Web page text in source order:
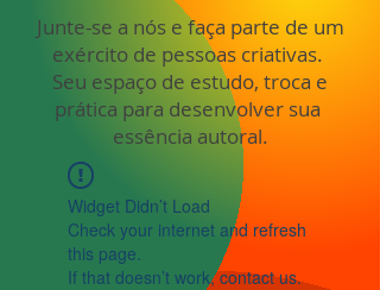
Junte-se a nós e faça parte de um
exército de pessoas criativas.
Seu espaço de estudo, troca e
prática para desenvolver sua
essência autoral.
Widget Didn’t Load
Check your internet and refresh
this page.
If that doesn’t work, contact us.